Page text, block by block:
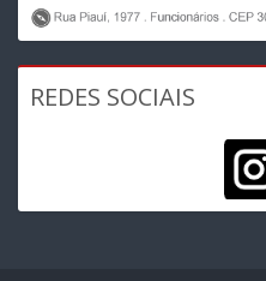
REDES SOCIAIS